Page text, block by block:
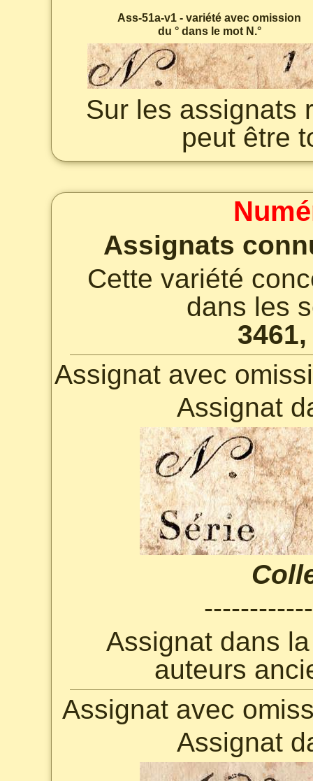
Ass-51a-v1 - variété avec omission
du ° dans le mot N.°
Sur les assignats
peut être
Assignats
Cette variété
dans les
Assignat avec
Assignat
Assignat dans
auteurs
Assignat avec
Assignat